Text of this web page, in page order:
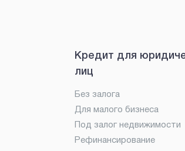
Кредит для
лиц
Без залога
Для малого бизнеса
Под залог недвижимости
Рефинансирование